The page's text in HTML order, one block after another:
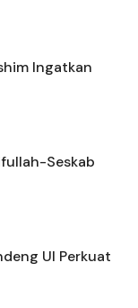
Ingatkan
Seskab
UI Perkuat